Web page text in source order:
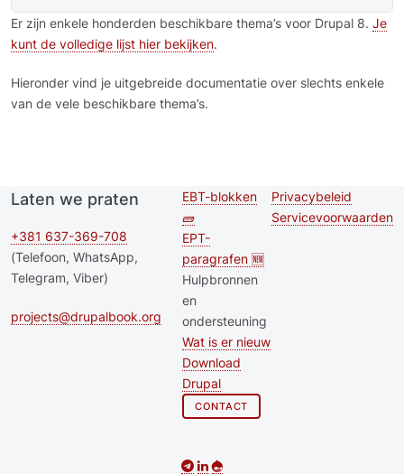
Er zijn enkele honderden beschikbare thema’s voor Drupal 8. Je
kunt de volledige lijst hier bekijken.
Hieronder vind je uitgebreide documentatie over slechts enkele
van de vele beschikbare thema’s.
Laten we praten
+381 637-369-708
(Telefoon, WhatsApp,
Telegram, Viber)
projects@drupalbook.org
Second
footer
menu
EBT-blokken
🧱
EPT-
paragrafen 🆕
Hulpbronnen
en
ondersteuning
Wat is er nieuw
Download
Drupal
CONTACT
Footer menu
Privacybeleid
Servicevoorwaarden